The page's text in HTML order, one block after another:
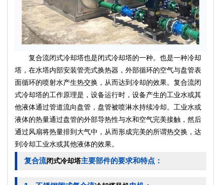
复合流闭式冷却塔也是闭式冷却塔的一种。也是一种冷却
塔，在水塔内部安装管壳式换热器，外部循环的空气与盘管表
面循环的喷射水产生热交换，从而达到冷却的效果。复合流闭
式冷却塔的工作原理是，设备运行时，设备产生的工业水或其
他液体通过管道流向盘管，盘管被喷淋水持续冷却。工业水或
液体的热量通过盘管的外部导热性与水和空气完美接触，然后
通过风扇将热量排到大气中，从而形成完美的所谓热交换，达
到冷却工业水或其他液体的效果。
复合流闭式冷却塔主要部件的要求和特点：